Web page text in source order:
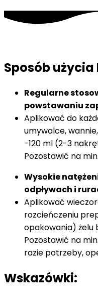
Sposób użycia
Regularne
powstawaniu
Aplikować do
umywalce,
-120 ml (2-3
Pozostawić na
Wysokie
odpływach i
Aplikować
rozcieńczeniu
opakowania) żelu
Pozostawić na
razie potrzeby,
Wskazówki: